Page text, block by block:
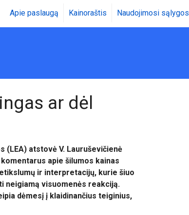
Apie paslaugą Kainoraštis Naudojimosi sąlygos
ar dėl
atstovė V. Lauruševičienė
apie šilumos kainas
ir interpretacijų, kurie šiuo
neigiamą visuomenės reakciją.
dėmesį į klaidinančius teiginius,